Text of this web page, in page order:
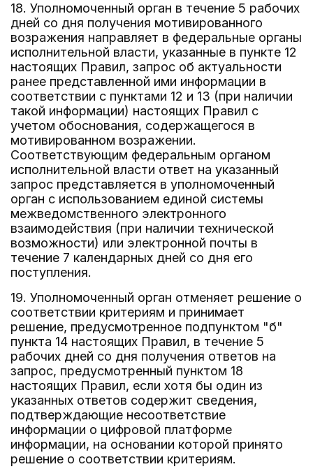
18. Уполномоченный орган в течение 5 рабочих
дней со дня получения мотивированного
возражения направляет в федеральные органы
исполнительной власти, указанные в пункте 12
настоящих Правил, запрос об актуальности
ранее представленной ими информации в
соответствии с пунктами 12 и 13 (при наличии
такой информации) настоящих Правил с
учетом обоснования, содержащегося в
мотивированном возражении.
Соответствующим федеральным органом
исполнительной власти ответ на указанный
запрос представляется в уполномоченный
орган с использованием единой системы
межведомственного электронного
взаимодействия (при наличии технической
возможности) или электронной почты в
течение 7 календарных дней со дня его
поступления.
19. Уполномоченный орган отменяет решение о
соответствии критериям и принимает
решение, предусмотренное подпунктом "б"
пункта 14 настоящих Правил, в течение 5
рабочих дней со дня получения ответов на
запрос, предусмотренный пунктом 18
настоящих Правил, если хотя бы один из
указанных ответов содержит сведения,
подтверждающие несоответствие
информации о цифровой платформе
информации, на основании которой принято
решение о соответствии критериям.